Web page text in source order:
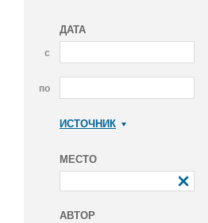
ДАТА
с
по
ИСТОЧНИК
МЕСТО
АВТОР